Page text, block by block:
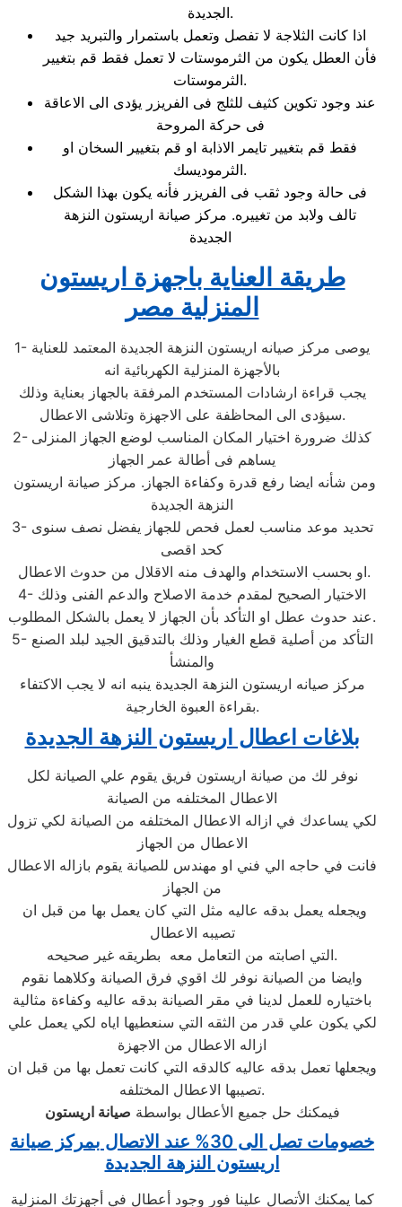
الجديدة.
اذا كانت الثلاجة لا تفصل وتعمل باستمرار والتبريد جيد
فأن العطل يكون من الثرموستات لا تعمل فقط قم بتغيير
الثرموستات.
عند وجود تكوين كثيف للثلج فى الفريزر يؤدى الى الاعاقة
فى حركة المروحة
فقط قم بتغيير تايمر الاذابة او قم بتغيير السخان او
الثرموديسك.
فى حالة وجود ثقب فى الفريزر فأنه يكون بهذا الشكل
تالف ولابد من تغييره. مركز صيانة اريستون النزهة
الجديدة
طريقة العناية باجهزة اريستون
المنزلية مصر
1- يوصى مركز صيانه اريستون النزهة الجديدة المعتمد للعناية
بالأجهزة المنزلية الكهربائية انه
يجب قراءة ارشادات المستخدم المرفقة بالجهاز بعناية وذلك
سيؤدى الى المحاظفة على الاجهزة وتلاشى الاعطال.
2- كذلك ضرورة اختيار المكان المناسب لوضع الجهاز المنزلى
يساهم فى أطالة عمر الجهاز
النزهة الجديدة
3- تحديد موعد مناسب لعمل فحص للجهاز يفضل نصف سنوى
كحد اقصى
او بحسب الاستخدام والهدف منه الاقلال من حدوث الاعطال.
4- الاختيار الصحيح لمقدم خدمة الاصلاح والدعم الفنى وذلك
عند حدوث عطل او التأكد بأن الجهاز لا يعمل بالشكل المطلوب.
5- التأكد من أصلية قطع الغيار وذلك بالتدقيق الجيد لبلد الصنع
والمنشأ
مركز صيانه اريستون النزهة الجديدة ينبه انه لا يجب الاكتفاء
بقراءة العبوة الخارجية.
بلاغات اعطال اريستون النزهة الجديدة
نوفر لك من صيانة اريستون فريق يقوم علي الصيانة لكل
الاعطال المختلفه من الصيانة
لكي يساعدك في ازاله الاعطال المختلفه من الصيانة لكي تزول
الاعطال من الجهاز
فانت في حاجه الي فني او مهندس للصيانة يقوم بازاله الاعطال
من الجهاز
تصيبه الاعطال
التي اصابته من التعامل معه بطريقه غير صحيحه.
وايضا من الصيانة نوفر لك اقوي فرق الصيانة وكلاهما نقوم
باختياره للعمل لدينا في مقر الصيانة بدقه عاليه وكفاءة مثالية
لكي يكون علي قدر من الثقه التي سنعطيها اياه لكي يعمل علي
ازاله الاعطال من الاجهزة
ويجعلها تعمل بدقه عاليه كالدقه التي كانت تعمل بها من قبل ان
تصيبها الاعطال المختلفه.
فيمكنك حل جميع الأعطال بواسطة صيانة اريستون
خصومات تصل الى 30% عند الاتصال بمركز صيانة
اريستون النزهة الجديدة
كما يمكنك الأتصال علينا فور وجود أعطال في أجهزتك المنزلية